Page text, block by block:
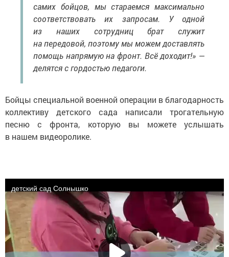
самих бойцов, мы стараемся максимально
соответствовать их запросам. У одной
из наших сотрудниц брат служит
на передовой, поэтому мы можем доставлять
помощь напрямую на фронт. Всё доходит!» —
делятся с гордостью педагоги.
Бойцы специальной военной операции в благодарность
коллективу детского сада написали трогательную
песню с фронта, которую вы можете услышать
в нашем видеоролике.